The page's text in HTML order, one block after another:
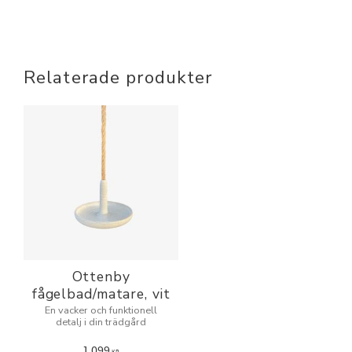
Relaterade produkter
Ottenby
fågelbad/matare, vit
En vacker och funktionell
detalj i din trädgård